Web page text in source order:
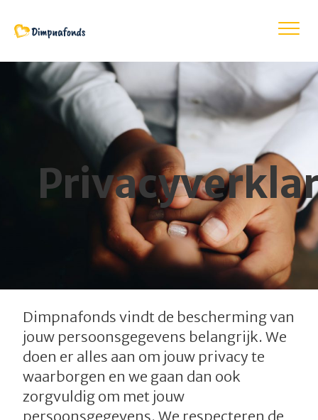
Dimpnafonds vindt de bescherming van
jouw persoonsgegevens belangrijk. We
doen er alles aan om jouw privacy te
waarborgen en we gaan dan ook
zorgvuldig om met jouw
persoonsgegevens. We respecteren de